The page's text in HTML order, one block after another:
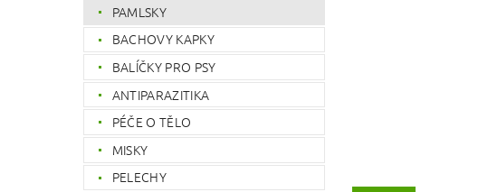
PAMLSKY
BACHOVY KAPKY
BALÍČKY PRO PSY
ANTIPARAZITIKA
PÉČE O TĚLO
MISKY
PELECHY